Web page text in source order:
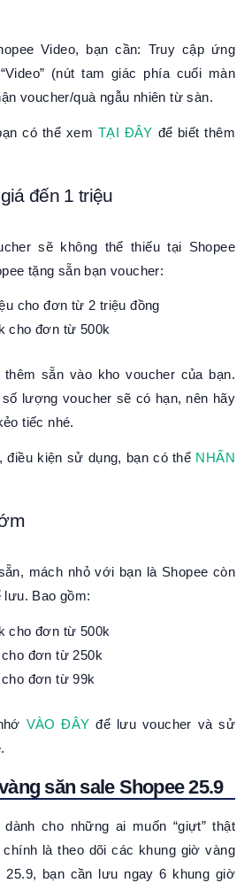
Video, bạn cần: Truy cập ứng
(nút tam giác phía cuối màn
voucher/quà ngẫu nhiên từ sàn.
có thể xem TẠI ĐÂY để biết thêm
đến 1 triệu
sẽ không thể thiếu tại Shopee
tặng sẵn bạn voucher:
cho đơn từ 2 triệu đồng
cho đơn từ 500k
sẵn vào kho voucher của bạn.
lượng voucher sẽ có hạn, nên hãy
tiếc nhé.
điều kiện sử dụng, bạn có thể NHẤN
mách nhỏ với bạn là Shopee còn
Bao gồm:
cho đơn từ 500k
đơn từ 250k
đơn từ 99k
VÀO ĐÂY để lưu voucher và sử
săn sale Shopee 25.9
cho những ai muốn “giựt” thật
là theo dõi các khung giờ vàng
25.9, bạn cần lưu ngay 6 khung giờ